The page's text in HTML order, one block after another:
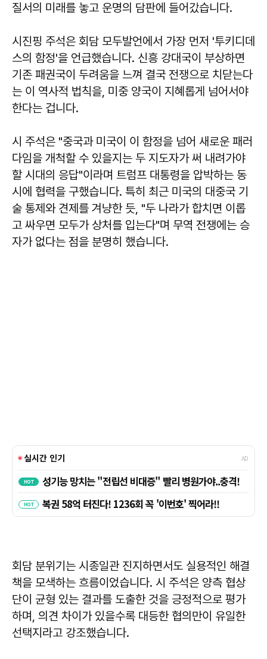
질서의 미래를 놓고 운명의 담판에 들어갔습니다.
시진핑 주석은 회담 모두발언에서 가장 먼저 '투키디데
스의 함정'을 언급했습니다. 신흥 강대국이 부상하면
기존 패권국이 두려움을 느껴 결국 전쟁으로 치닫는다
는 이 역사적 법칙을, 미중 양국이 지혜롭게 넘어서야
한다는 겁니다.
시 주석은 "중국과 미국이 이 함정을 넘어 새로운 패러
다임을 개척할 수 있을지는 두 지도자가 써 내려가야
할 시대의 응답"이라며 트럼프 대통령을 압박하는 동
시에 협력을 구했습니다. 특히 최근 미국의 대중국 기
술 통제와 견제를 겨냥한 듯, "두 나라가 합치면 이롭
고 싸우면 모두가 상처를 입는다"며 무역 전쟁에는 승
자가 없다는 점을 분명히 했습니다.
회담 분위기는 시종일관 진지하면서도 실용적인 해결
책을 모색하는 흐름이었습니다. 시 주석은 양측 협상
단이 균형 있는 결과를 도출한 것을 긍정적으로 평가
하며, 의견 차이가 있을수록 대등한 협의만이 유일한
선택지라고 강조했습니다.